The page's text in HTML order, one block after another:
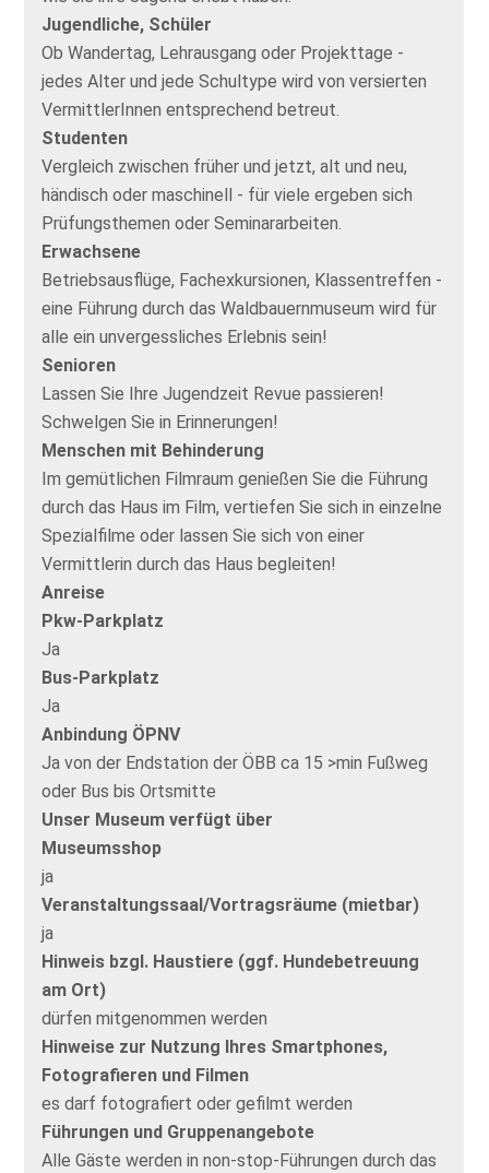
Jugendliche, Schüler
Ob Wandertag, Lehrausgang oder Projekttage -
jedes Alter und jede Schultype wird von versierten
VermittlerInnen entsprechend betreut.
Studenten
Vergleich zwischen früher und jetzt, alt und neu,
händisch oder maschinell - für viele ergeben sich
Prüfungsthemen oder Seminararbeiten.
Erwachsene
Betriebsausflüge, Fachexkursionen, Klassentreffen -
eine Führung durch das Waldbauernmuseum wird für
alle ein unvergessliches Erlebnis sein!
Senioren
Lassen Sie Ihre Jugendzeit Revue passieren!
Schwelgen Sie in Erinnerungen!
Menschen mit Behinderung
Im gemütlichen Filmraum genießen Sie die Führung
durch das Haus im Film, vertiefen Sie sich in einzelne
Spezialfilme oder lassen Sie sich von einer
Vermittlerin durch das Haus begleiten!
Anreise
Pkw-Parkplatz
Ja
Bus-Parkplatz
Ja
Anbindung ÖPNV
Ja von der Endstation der ÖBB ca 15 >min Fußweg
oder Bus bis Ortsmitte
Unser Museum verfügt über
Museumsshop
ja
Veranstaltungssaal/Vortragsräume (mietbar)
ja
Hinweis bzgl. Haustiere (ggf. Hundebetreuung
am Ort)
dürfen mitgenommen werden
Hinweise zur Nutzung Ihres Smartphones,
Fotografieren und Filmen
es darf fotografiert oder gefilmt werden
Führungen und Gruppenangebote
Alle Gäste werden in non-stop-Führungen durch das